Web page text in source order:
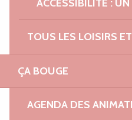
ACCESSIBILITÉ :
TOUS LES LOISIRS
ÇA BOUGE
AGENDA DES
de qualité à
équilibre entre
équipements
la magnifique région
vous séduiront par
sens de l’accueil. Que
vue imprenable sur la